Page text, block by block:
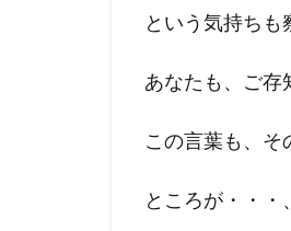
という気持ちも
あなたも、ご存
この言葉も、そ
ところが・・・、